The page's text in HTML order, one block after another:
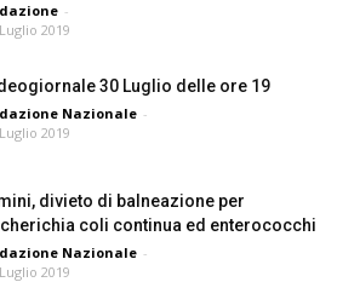
-
2019
30 Luglio delle ore 19
Nazionale -
2019
divieto di balneazione per
coli continua ed enterococchi
Nazionale -
2019